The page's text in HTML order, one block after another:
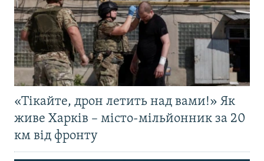
«Тікайте, дрон летить над вами!» Як
живе Харків – місто-мільйонник за 20
км від фронту